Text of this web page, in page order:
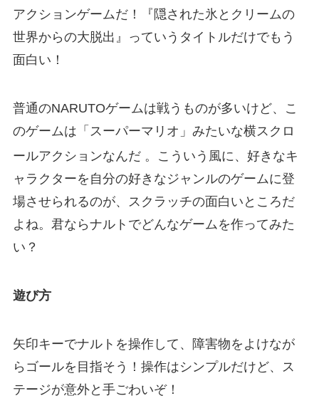
アクションゲームだ！『隠された氷とクリームの
世界からの大脱出』っていうタイトルだけでもう
面白い！
普通のNARUTOゲームは戦うものが多いけど、こ
のゲームは「スーパーマリオ」みたいな横スクロ
ールアクションなんだ 。こういう風に、好きなキ
ャラクターを自分の好きなジャンルのゲームに登
場させられるのが、スクラッチの面白いところだ
よね。君ならナルトでどんなゲームを作ってみた
い？
遊び方
矢印キーでナルトを操作して、障害物をよけなが
らゴールを目指そう！操作はシンプルだけど、ス
テージが意外と手ごわいぞ！